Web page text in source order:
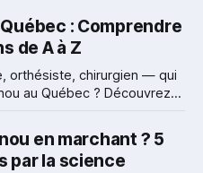
vieillir activement et en
: Comprendre
de A à Z
orthésiste, chirurgien — qui
au Québec ? Découvrez
seul dans votre
en marchant ? 5
par la science